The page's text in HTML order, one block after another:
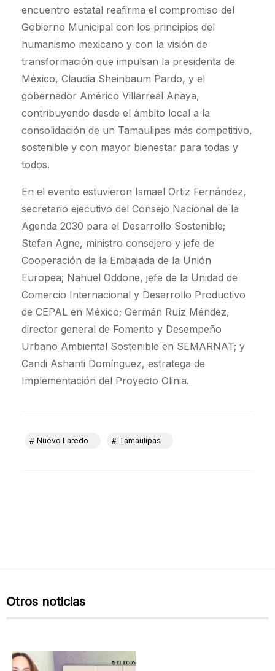
encuentro estatal reafirma el compromiso del
Gobierno Municipal con los principios del
humanismo mexicano y con la visión de
transformación que impulsan la presidenta de
México, Claudia Sheinbaum Pardo, y el
gobernador Américo Villarreal Anaya,
contribuyendo desde el ámbito local a la
consolidación de un Tamaulipas más competitivo,
sostenible y con mayor bienestar para todas y
todos.
En el evento estuvieron Ismael Ortiz Fernández,
secretario ejecutivo del Consejo Nacional de la
Agenda 2030 para el Desarrollo Sostenible;
Stefan Agne, ministro consejero y jefe de
Cooperación de la Embajada de la Unión
Europea; Nahuel Oddone, jefe de la Unidad de
Comercio Internacional y Desarrollo Productivo
de CEPAL en México; Germán Ruíz Méndez,
director general de Fomento y Desempeño
Urbano Ambiental Sostenible en SEMARNAT; y
Candi Ashanti Domínguez, estratega de
Implementación del Proyecto Olinia.
Nuevo Laredo Tamaulipas
Otros noticias